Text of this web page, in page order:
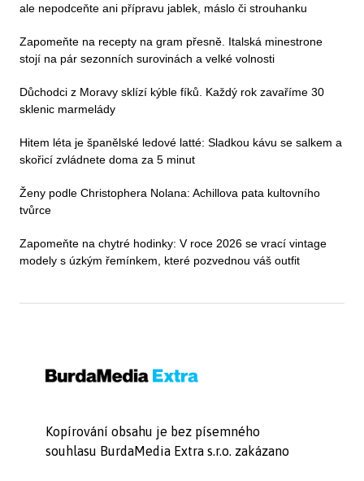
ale nepodceňte ani přípravu jablek, máslo či strouhanku
Zapomeňte na recepty na gram přesně. Italská minestrone
stojí na pár sezonních surovinách a velké volnosti
Důchodci z Moravy sklízí kýble fíků. Každý rok zavaříme 30
sklenic marmelády
Hitem léta je španělské ledové latté: Sladkou kávu se salkem a
skořicí zvládnete doma za 5 minut
Ženy podle Christophera Nolana: Achillova pata kultovního
tvůrce
Zapomeňte na chytré hodinky: V roce 2026 se vrací vintage
modely s úzkým řemínkem, které pozvednou váš outfit
Kopírování obsahu je bez písemného
souhlasu BurdaMedia Extra s.r.o. zakázano